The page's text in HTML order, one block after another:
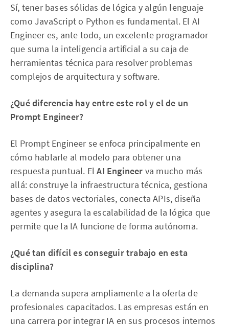
Sí, tener bases sólidas de lógica y algún lenguaje
como JavaScript o Python es fundamental. El AI
Engineer es, ante todo, un excelente programador
que suma la inteligencia artificial a su caja de
herramientas técnica para resolver problemas
complejos de arquitectura y software.
¿Qué diferencia hay entre este rol y el de un
Prompt Engineer?
El Prompt Engineer se enfoca principalmente en
cómo hablarle al modelo para obtener una
respuesta puntual. ElAI Engineer va mucho más
allá: construye la infraestructura técnica, gestiona
bases de datos vectoriales, conecta APIs, diseña
agentes y asegura la escalabilidad de la lógica que
permite que la IA funcione de forma autónoma.
¿Qué tan difícil es conseguir trabajo en esta
disciplina?
La demanda supera ampliamente a la oferta de
profesionales capacitados. Las empresas están en
una carrera por integrar IA en sus procesos internos